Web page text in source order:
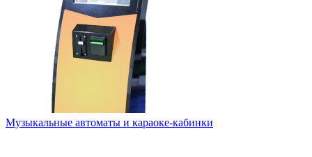
Музыкальные автоматы и караоке-кабинки